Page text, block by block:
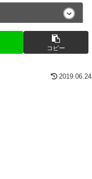
コピー
2019.06.24